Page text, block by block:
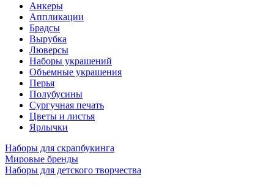
Анкеры
Аппликации
Брадсы
Вырубка
Люверсы
Наборы украшений
Объемные украшения
Перья
Полубусины
Сургучная печать
Цветы и листья
Ярлычки
Наборы для скрапбукинга
Мировые бренды
Наборы для детского творчества